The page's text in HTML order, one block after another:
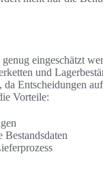
eingeschätzt
und
Entscheidungen
Vorteile: